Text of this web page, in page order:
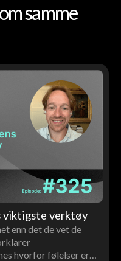
samme
viktigste verktøy
enn det de vet de
hvorfor følelser er